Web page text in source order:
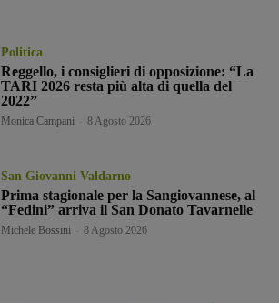
Politica
Reggello, i consiglieri di opposizione: “La
TARI 2026 resta più alta di quella del
2022”
Monica Campani 8 Agosto 2026
San Giovanni Valdarno
Prima stagionale per la Sangiovannese, al
“Fedini” arriva il San Donato Tavarnelle
Michele Bossini 8 Agosto 2026